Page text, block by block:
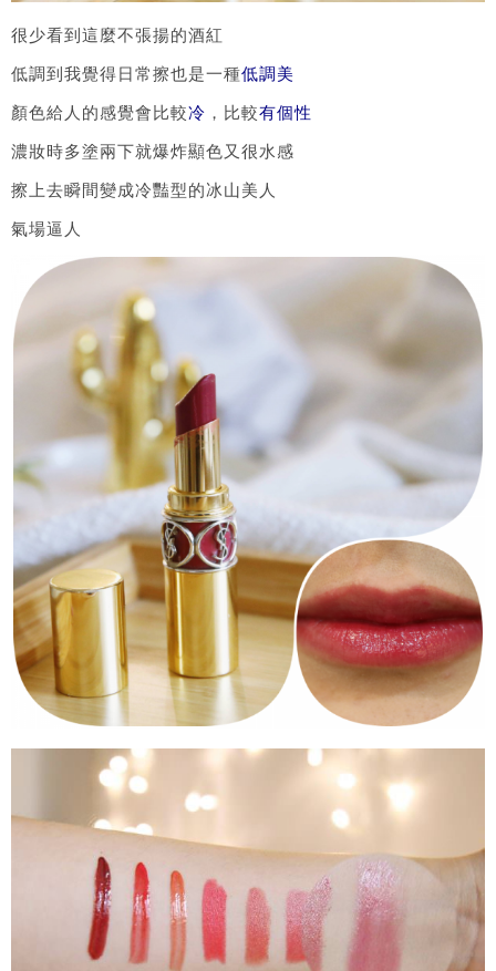
很少看到這麼不張揚的酒紅
低調到我覺得日常擦也是一種低調美
顏色給人的感覺會比較冷 ，比較有個性
濃妝時多塗兩下就爆炸顯色又很水感
擦上去瞬間變成冷豔型的冰山美人
氣場逼人